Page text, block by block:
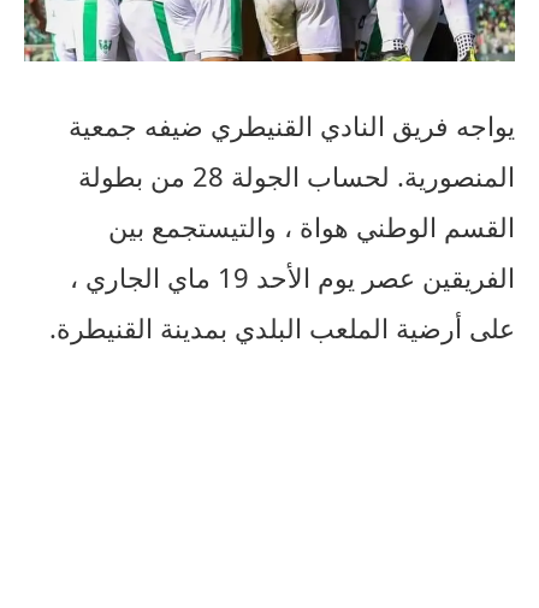
يواجه فريق النادي القنيطري ضيفه جمعية
المنصورية. لحساب الجولة من بطولة
القسم الوطني هواة ، والتيستجمع بين
الفريقين عصر يوم الأحد ماي الجاري ،
على أرضية الملعب البلدي بمدينة القنيطرة.